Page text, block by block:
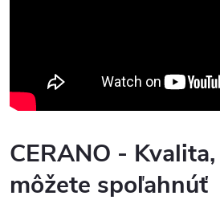
CERANO -
môžete spoľahnúť